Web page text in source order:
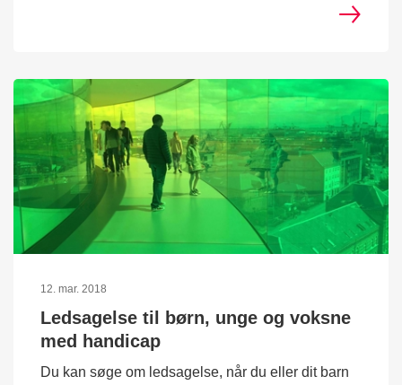
12. mar. 2018
Ledsagelse til børn, unge og voksne
med handicap
Du kan søge om ledsagelse, når du eller dit barn